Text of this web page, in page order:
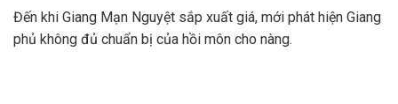
Đến khi Giang Mạn Nguyệt sắp xuất giá, mới phát hiện Giang
phủ không đủ chuẩn bị của hồi môn cho nàng.